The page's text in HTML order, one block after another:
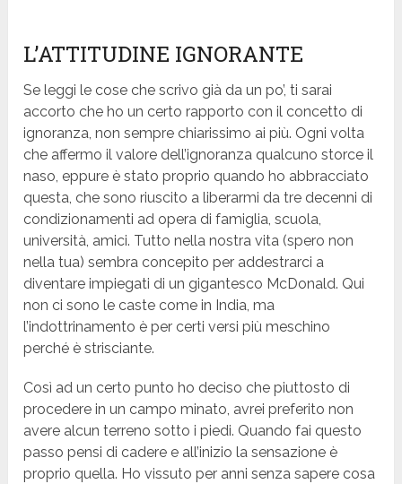
L’ATTITUDINE IGNORANTE
Se leggi le cose che scrivo già da un po’, ti sarai
accorto che ho un certo rapporto con il concetto di
ignoranza, non sempre chiarissimo ai più. Ogni volta
che affermo il valore dell’ignoranza qualcuno storce il
naso, eppure è stato proprio quando ho abbracciato
questa, che sono riuscito a liberarmi da tre decenni di
condizionamenti ad opera di famiglia, scuola,
università, amici. Tutto nella nostra vita (spero non
nella tua) sembra concepito per addestrarci a
diventare impiegati di un gigantesco McDonald. Qui
non ci sono le caste come in India, ma
l’indottrinamento è per certi versi più meschino
perché è strisciante.
Così ad un certo punto ho deciso che piuttosto di
procedere in un campo minato, avrei preferito non
avere alcun terreno sotto i piedi. Quando fai questo
passo pensi di cadere e all’inizio la sensazione è
proprio quella. Ho vissuto per anni senza sapere cosa